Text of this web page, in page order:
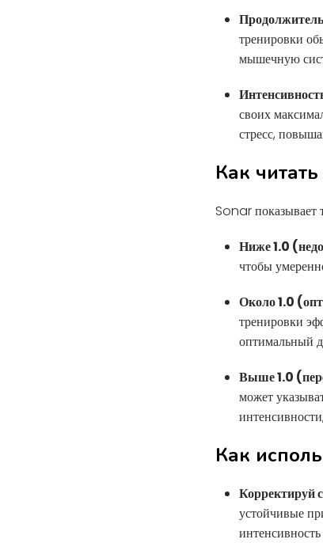
тренировки
мышечную
своих
стресс,
Как
Sonar показывает
Ниже 1.0
чтобы
Около 1.0
тренировки
оптимальный
Выше 1.0
может
Как
Корректируй
устойчивые